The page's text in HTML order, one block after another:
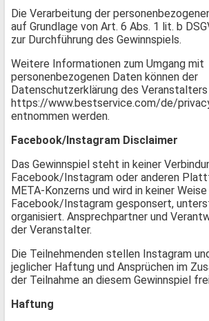
Die Verarbeitung der
auf Grundlage von Art. 6 Abs. 1 lit. b
zur Durchführung des Gewinnspiels.
Weitere Informationen zum Umgang mit
personenbezogenen Daten können der
Datenschutzerklärung des
https://www.bestservice.com/de/
entnommen werden.
Facebook/Instagram Disclaimer
Das Gewinnspiel steht in keiner
Facebook/Instagram oder anderen
META-Konzerns und wird in keiner
Facebook/Instagram gesponsert,
organisiert. Ansprechpartner und
der Veranstalter.
Die Teilnehmenden stellen Instagram
jeglicher Haftung und Ansprüchen im
der Teilnahme an diesem Gewinnspiel
Haftung